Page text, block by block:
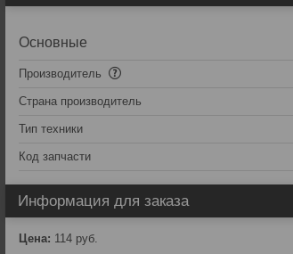
Основные
Производитель
Страна производитель
Тип техники
Код запчасти
Информация для заказа
Цена: 114 руб.